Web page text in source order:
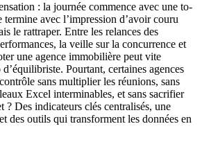
: la journée commence avec une to-
termine avec l’impression d’avoir couru
le rattraper. Entre les relances des
la veille sur la concurrence et
une agence immobilière peut vite
Pourtant, certaines agences
sans multiplier les réunions, sans
Excel interminables, et sans sacrifier
? Des indicateurs clés centralisés, une
des outils qui transforment les données en